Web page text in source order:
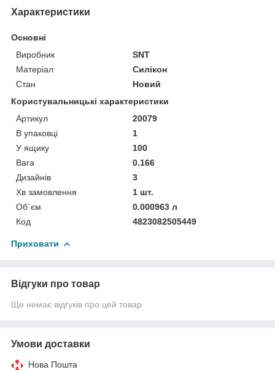
Характеристики
Основні
Виробник
SNT
Матеріал
Силікон
Стан
Новий
Користувальницькі характеристики
Артикул
20079
В упаковці
1
У ящику
100
Вага
0.166
Дизайнів
3
Хв замовлення
1 шт.
Об`єм
0.000963 л
Код
4823082505449
Приховати
Відгуки про товар
Ще немає відгуків про цей товар
Умови доставки
Нова Пошта